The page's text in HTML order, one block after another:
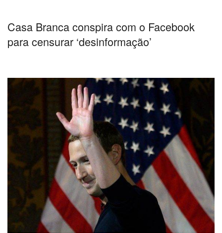
Casa Branca conspira com o Facebook
para censurar ‘desinformação’